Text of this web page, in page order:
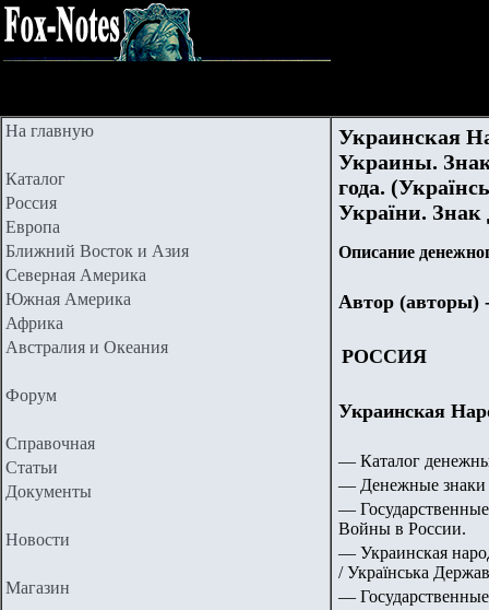
На главную
Каталог
Россия
Европа
Ближний Восток и Азия
Северная Америка
Южная Америка
Африка
Австралия и Океания
Форум
Справочная
Статьи
Документы
Новости
Магазин
Украинская
Украины. Знак
года.
України. Знак
Описание
Автор (авторы)
РОССИЯ
Украинская
— Каталог
— Денежные знаки
—
Войны в России.
— Украинская
/ Українська
—